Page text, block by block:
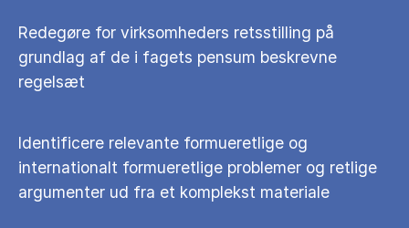
Redegøre for virksomheders retsstilling på
grundlag af de i fagets pensum beskrevne
regelsæt
Identificere relevante formueretlige og
internationalt formueretlige problemer og retlige
argumenter ud fra et komplekst materiale